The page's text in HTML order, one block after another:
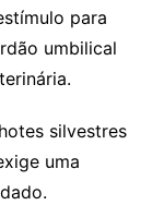
para
umbilical
silvestres
uma